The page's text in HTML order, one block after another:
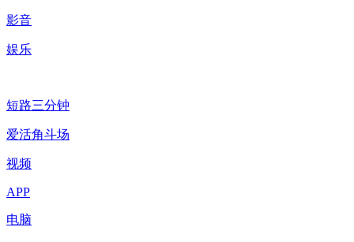
影音
娱乐
短路三分钟
爱活角斗场
视频
APP
电脑